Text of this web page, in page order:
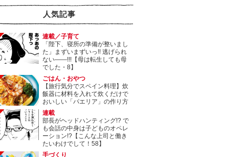
人気記事
連載／子育て
「陛下、寝所の準備が整いまし
た」まずいまずいっ!! 逃げられ
ない――!!!【母は転生しても母
でした・8】
ごはん・おやつ
【旅行気分でスペイン料理】炊
飯器に材料を入れて炊くだけで
おいしい「パエリア」の作り方
連載
部長がヘッドハンティング!? で
も会話の中身は子どものオペレ
ーション!?【こんな上司と働き
たいわけでして！58】
手づくり